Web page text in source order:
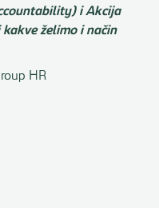
i Akcija
želimo i način
HR